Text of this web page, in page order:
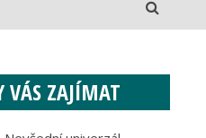
VÁS ZAJÍMAT